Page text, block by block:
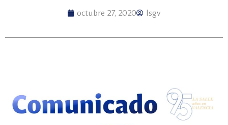
octubre 27, 2020 lsgv